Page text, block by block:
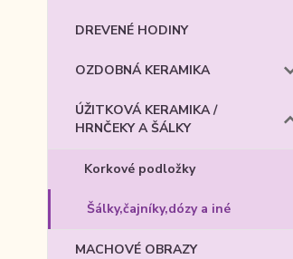
DREVENÉ HODINY
OZDOBNÁ KERAMIKA
ÚŽITKOVÁ KERAMIKA /
HRNČEKY A ŠÁLKY
Korkové podložky
Šálky,čajníky,dózy a iné
MACHOVÉ OBRAZY